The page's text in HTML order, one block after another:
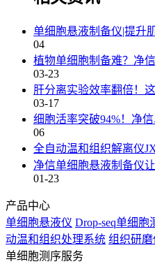
单细胞悬液制备仪|提升
04
植物单细胞制备难？净
03-23
肝分离实验效率翻倍！
03-17
细胞活率突破94%！净信
06
全自动温和组织解离仪
净信单细胞悬液制备仪
01-23
产品中心
单细胞悬液仪 Drop-seq单细胞
动温和组织处理系统 组织研磨
单细胞测序服务